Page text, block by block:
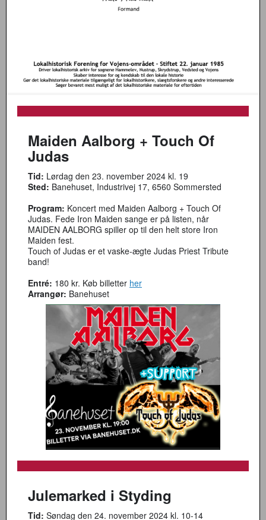
Maiden Aalborg + Touch Of
Judas
Tid: Lørdag den 23. november 2024 kl. 19
Sted: Banehuset, Industrivej 17, 6560 Sommersted
Program: Koncert med Maiden Aalborg + Touch Of
Judas. Fede Iron Maiden sange er på listen, når
MAIDEN AALBORG spiller op til den helt store Iron
Maiden fest.
Touch of Judas er et vaske-ægte Judas Priest Tribute
band!
Entré: 180 kr. Køb billetter her
Arrangør: Banehuset
Julemarked i Styding
Tid: Søndag den 24. november 2024 kl. 10-14